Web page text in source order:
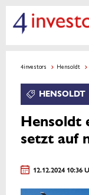
4investors Hensoldt
HENSOLDT
Hensoldt
setzt auf
12.12.2024 10:36